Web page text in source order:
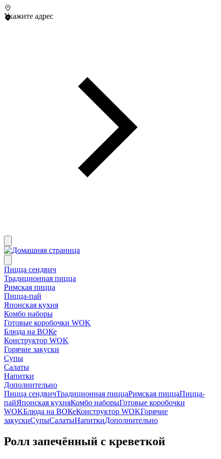
Укажите адрес
Пицца сендвич
Традиционная пицца
Римская пицца
Пицца-пай
Японская кухня
Комбо наборы
Готовые коробочки WOK
Блюда на ВОКе
Конструктор WOK
Горячие закуски
Супы
Салаты
Напитки
Дополнительно
Пицца сендвичТрадиционная пиццаРимская пиццаПицца-
пайЯпонская кухняКомбо наборыГотовые коробочки
WOKБлюда на ВОКеКонструктор WOKГорячие
закускиСупыСалатыНапиткиДополнительно
Ролл запечённый с креветкой